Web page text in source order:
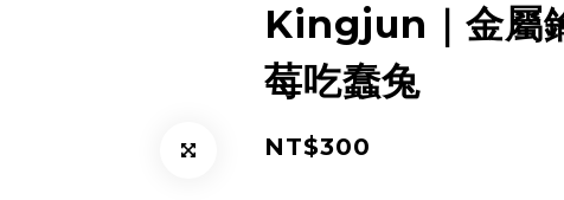
Kingjun｜金屬
莓吃蠢兔
NT$300